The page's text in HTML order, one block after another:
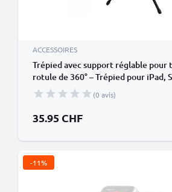
ACCESSOIRES
Trépied avec support réglable
rotule de 360° – Trépied pour iPad,
Xiaomi et toutes les tablettes d’une
maximale de 26.7cm (environ
(0 avis)
35.95 CHF
-11%